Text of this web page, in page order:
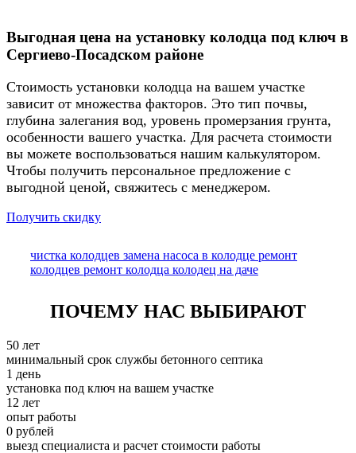
Выгодная цена на установку колодца под ключ в
Сергиево-Посадском районе
Стоимость установки колодца на вашем участке
зависит от множества факторов. Это тип почвы,
глубина залегания вод, уровень промерзания грунта,
особенности вашего участка. Для расчета стоимости
вы можете воспользоваться нашим калькулятором.
Чтобы получить персональное предложение с
выгодной ценой, свяжитесь с менеджером.
Получить скидку
чистка колодцев замена насоса в колодце ремонт
колодцев ремонт колодца колодец на даче
ПОЧЕМУ НАС ВЫБИРАЮТ
50 лет
минимальный срок службы бетонного септика
1 день
установка под ключ на вашем участке
12 лет
опыт работы
0 рублей
выезд специалиста и расчет стоимости работы